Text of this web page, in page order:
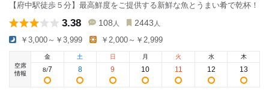
【府中駅徒歩５分】最高鮮度をご提供する新鮮な魚とうまい肴で乾杯！
3.38 108 人 2443 人
￥3,000～￥3,999 ￥2,000～￥2,999
空席
情報
金
8/7
土
8
日
9
月
10
火
11
水
12
木
13